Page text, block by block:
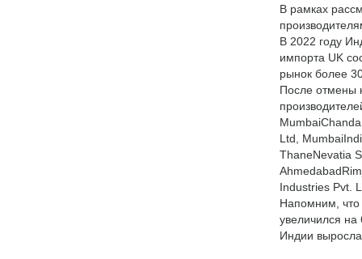
В рамках
В 2022 году
импорта UK
рынок более
После отмены
Ltd,
ThaneNevatia
Industries Pvt.
Напомним, что
увеличился на
Индии